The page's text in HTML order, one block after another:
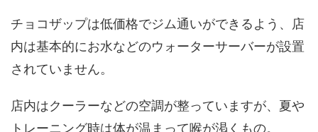
チョコザップは低価格でジム通いができるよう、店
内は基本的にお水などのウォーターサーバーが設置
されていません。
店内はクーラーなどの空調が整っていますが、夏や
トレーニング時は体が温まって喉が渇くもの。